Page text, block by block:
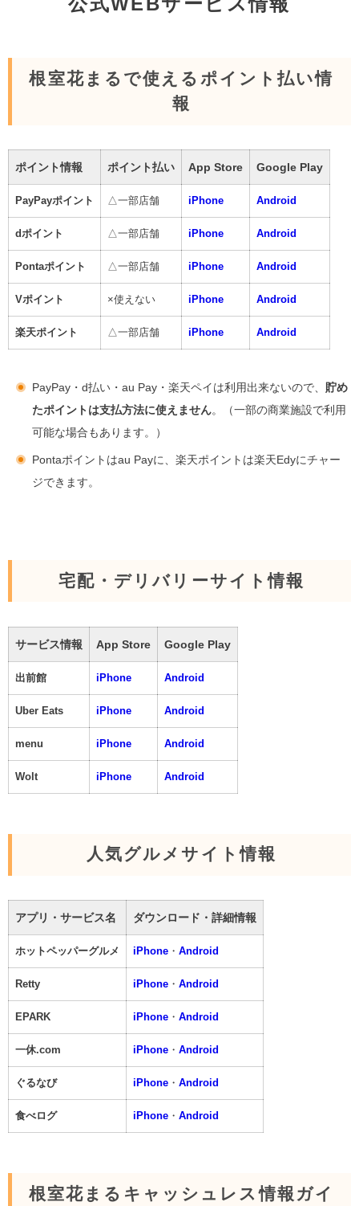
根室花まるで使えるポイント払い情
報
ポイント情報 ポイント払い App Store Google Play
PayPayポイント △一部店舗 iPhone Android
dポイント △一部店舗 iPhone Android
Pontaポイント △一部店舗 iPhone Android
Vポイント ×使えない iPhone Android
楽天ポイント △一部店舗 iPhone Android
PayPay・d払い・au Pay・楽天ペイは利用出来ないので、
貯め
たポイントは支払方法に使えません。（一部の商業施設で利用
可能な場合もあります。）
Pontaポイントはau Payに、楽天ポイントは楽天Edyにチャー
ジできます。
宅配・デリバリーサイト情報
サービス情報 App Store Google Play
出前館 iPhone Android
Uber Eats iPhone Android
menu iPhone Android
Wolt iPhone Android
人気グルメサイト情報
アプリ・サービス名 ダウンロード・詳細情報
ホットペッパーグルメ iPhone ・ Android
Retty iPhone ・ Android
EPARK iPhone ・ Android
一休.com iPhone ・ Android
ぐるなび iPhone ・ Android
食べログ iPhone ・ Android
根室花まるキャッシュレス情報ガイ